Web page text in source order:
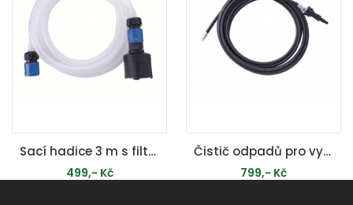
Sací hadice 3 m s filtrem pro tlakové myčky
499,- Kč
Čistič odpadů pro vysokotlaké čističe (6 m) - pro tlakové myčky HCE
799,- Kč